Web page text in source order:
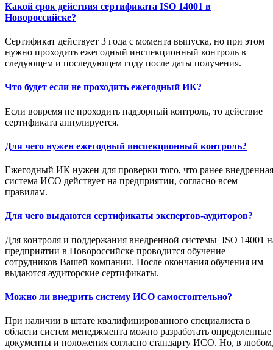
Какой срок действия сертификата ISO 14001 в
Новороссийске?
Сертификат действует 3 года с момента выпуска, но при этом
нужно проходить ежегодный инспекционный контроль в
следующем и последующем году после даты получения.
Что будет если не проходить ежегодный ИК?
Если вовремя не проходить надзорный контроль, то действие
сертификата аннулируется.
Для чего нужен ежегодный инспекционный контроль?
Ежегодный ИК нужен для проверки того, что ранее внедренная
система ИСО действует на предприятии, согласно всем
правилам.
Для чего выдаются сертификаты экспертов-аудиторов?
Для контроля и поддержания внедренной системы ISO 14001
предприятии в Новороссийске проводится обучение
сотрудников Вашей компании. После окончания обучения им
выдаются аудиторские сертификаты.
Можно ли внедрить систему ИСО самостоятельно?
При наличии в штате квалифицированного специалиста в
области систем менеджмента можно разработать определенные
документы и положения согласно стандарту ИСО. Но, в